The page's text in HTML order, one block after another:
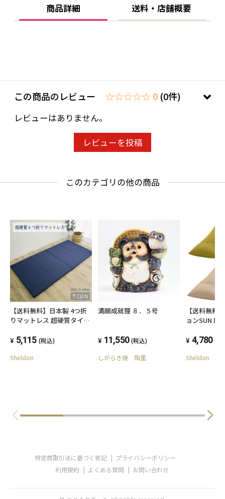
■お手入れについて
してください。
店舗・ギャラリーもございますので
京都にお越しの折はぜひお立ち寄りください
京都市東山区鐘鋳町419（東山通五条下ル西
進んでいただき西側 馬町の交差点から
５～６軒
すぐのところにあります
電話番号 075-561-1269
営業時間 午前10時〜午後5時
定休日 12月〜2月の第2・第4水曜日
商品詳細 送料・店舗概要
この商品のレビュー ☆☆☆☆☆ 0 (0件)
レビューはありません。
レビューを投稿
このカテゴリの他の商品
【送料無料】日本製 4つ折
りマットレス 超硬質タイプ
コンパクト収納 来客用 S 簡
5,115 (税込)
Sheldon
満願成就狸 ８．５号
11,550 (税込)
しがらき焼 陶里
【送料無料
ョンSUN 座
背もたれ ソ
ー コンパク
4,780 (税
Sheldon
特定商取引法に基づく表記
プライバシーポリシー
利用規約
よくある質問 お問い合わせ